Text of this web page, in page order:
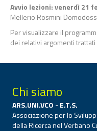
Avvio lezioni: venerdì 21
Mellerio Rosmini
Per visualizzare il
dei relativi argomenti
Chi siamo
ARS.UNI.VCO - E.T.S.
Associazione per lo
della Ricerca nel Verbano